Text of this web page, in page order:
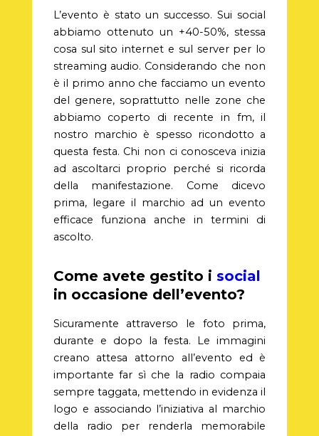
L’evento è stato un successo. Sui social
abbiamo ottenuto un +40-50%, stessa
cosa sul sito internet e sul server per lo
streaming audio. Considerando che non
è il primo anno che facciamo un evento
del genere, soprattutto nelle zone che
abbiamo coperto di recente in fm, il
nostro marchio è spesso ricondotto a
questa festa. Chi non ci conosceva inizia
ad ascoltarci proprio perché si ricorda
della manifestazione. Come dicevo
prima, legare il marchio ad un evento
efficace funziona anche in termini di
ascolto.
Come avete gestito i social
in occasione dell’evento?
Sicuramente attraverso le foto prima,
durante e dopo la festa. Le immagini
creano attesa attorno all’evento ed è
importante far sì che la radio compaia
sempre taggata, mettendo in evidenza il
logo e associando l’iniziativa al marchio
della radio per renderla memorabile